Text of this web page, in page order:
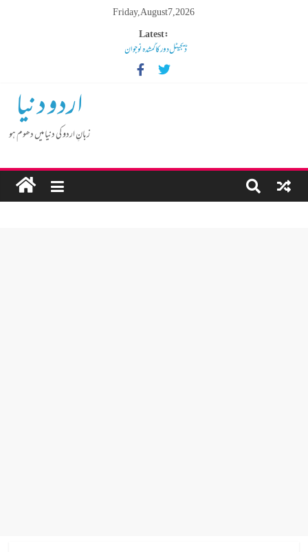
Friday, August 7, 2026
Latest:
ڈیجیٹل دور کا گمشدہ نوجوان
مہنگائی کا بوجھ پس رہا ہے مڈل کلاس انسان
کم عمر لڑکوں میں بڑھتی ہوئی نشے کی لت
گوشالہ کی زمین بتا کر سوسالہ پرانے قبرستان پر انتظامیہ نے چلا دیااردو دنیا
زبانِ اردو کی دنیا میں دھوم ہو